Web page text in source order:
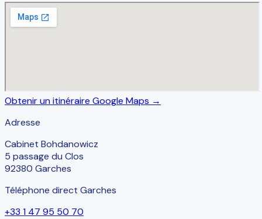
Obtenir un itinéraire Google Maps →
Adresse
Cabinet Bohdanowicz
5 passage du Clos
92380 Garches
Téléphone direct Garches
+33 1 47 95 50 70